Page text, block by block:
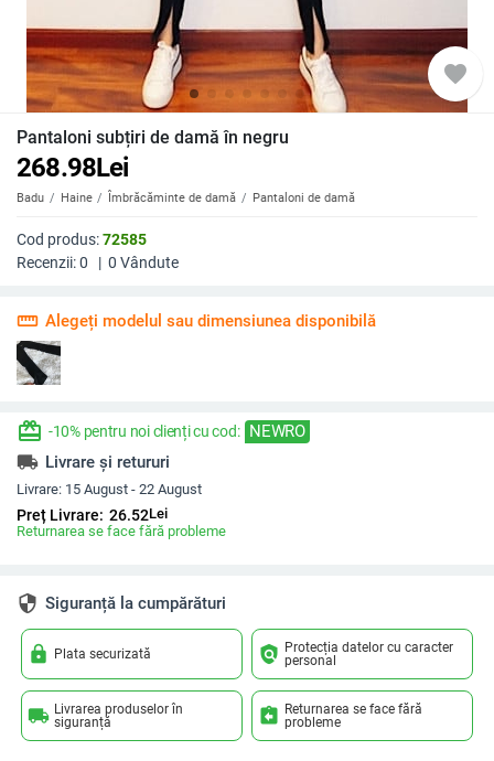
favorite
Pantaloni subțiri de damă în negru
268.98Lei
Badu Haine Îmbrăcăminte de damă Pantaloni de damă
Cod produs:72585
Recenzii:0 | 0 Vândute
straighten Alegeți modelul sau dimensiunea disponibilă
redeem -10% pentru noi clienți cu cod: NEWRO
local_shipping Livrare și retururi
Livrare: 15 August - 22 August
Preț Livrare: 26.52Lei
Returnarea se face fără probleme
security Siguranță la cumpărături
lock Plata securizată policy Protecția datelor cu caracter
personal
local_shipping Livrarea produselor în
siguranță
assignment_return Returnarea se face fără
probleme